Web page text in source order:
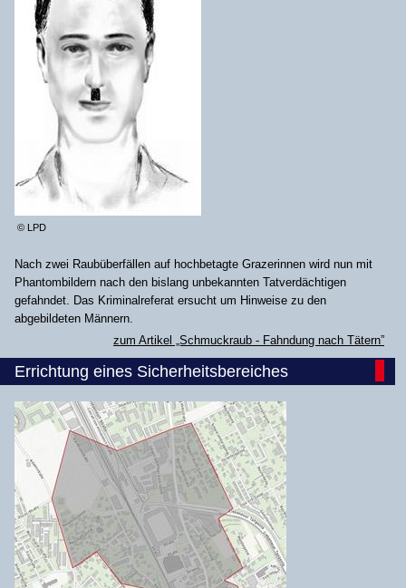
© LPD
Nach zwei Raubüberfällen auf hochbetagte Grazerinnen wird nun mit
Phantombildern nach den bislang unbekannten Tatverdächtigen
gefahndet. Das Kriminalreferat ersucht um Hinweise zu den
abgebildeten Männern.
zum Artikel „Schmuckraub - Fahndung nach Tätern”
Errichtung eines Sicherheitsbereiches